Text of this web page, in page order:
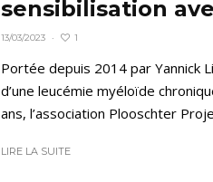
sensibilisation
13/03/2023 · 1
Portée depuis 2014 par Yannick
d’une leucémie myéloïde
ans, l’association Plooschter
LIRE LA SUITE